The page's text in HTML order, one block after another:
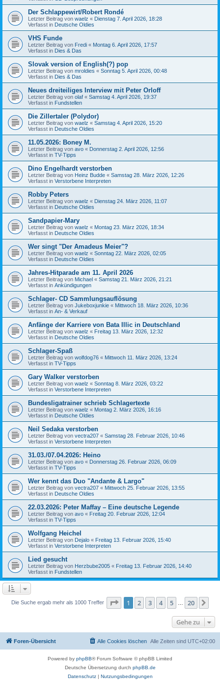
Der Schlappewirt/Robert Rondé
Letzter Beitrag von waelz « Dienstag 7. April 2026, 18:28
Verfasst in Deutsche Oldies
VHS Funde
Letzter Beitrag von Fredi « Montag 6. April 2026, 17:57
Verfasst in Dies & Das
Slovak version of English(?) pop
Letzter Beitrag von mroldies « Sonntag 5. April 2026, 00:48
Verfasst in Dies & Das
Neues dreiteiliges Interview mit Peter Orloff
Letzter Beitrag von olaf « Samstag 4. April 2026, 19:37
Verfasst in Fundstellen
Die Zillertaler (Polydor)
Letzter Beitrag von waelz « Samstag 4. April 2026, 15:20
Verfasst in Deutsche Oldies
11.05.2026: Boney M.
Letzter Beitrag von avo « Donnerstag 2. April 2026, 12:56
Verfasst in TV-Tipps
Dino Engelhardt verstorben
Letzter Beitrag von Heinz Budde « Samstag 28. März 2026, 12:26
Verfasst in Verstorbene Interpreten
Robby Peters
Letzter Beitrag von waelz « Dienstag 24. März 2026, 11:07
Verfasst in Deutsche Oldies
Sandpapier-Mary
Letzter Beitrag von waelz « Montag 23. März 2026, 18:34
Verfasst in Deutsche Oldies
Wer singt "Der Amadeus Meier"?
Letzter Beitrag von waelz « Sonntag 22. März 2026, 02:05
Verfasst in Deutsche Oldies
Jahres-Hitparade am 11. April 2026
Letzter Beitrag von Michael « Samstag 21. März 2026, 21:21
Verfasst in Ankündigungen
Schlager- CD Sammlungsauflösung
Letzter Beitrag von Jukeboxjunkie « Mittwoch 18. März 2026, 10:36
Verfasst in An- & Verkauf
Anfänge der Karriere von Bata Illic in Deutschland
Letzter Beitrag von waelz « Freitag 13. März 2026, 12:32
Verfasst in Deutsche Oldies
Schlager-Spaß
Letzter Beitrag von wolfdog76 « Mittwoch 11. März 2026, 13:24
Verfasst in TV-Tipps
Gary Walker verstorben
Letzter Beitrag von waelz « Sonntag 8. März 2026, 03:22
Verfasst in Verstorbene Interpreten
Bundesligatrainer schrieb Schlagertexte
Letzter Beitrag von waelz « Montag 2. März 2026, 16:16
Verfasst in Deutsche Oldies
Neil Sedaka verstorben
Letzter Beitrag von vectra207 « Samstag 28. Februar 2026, 10:46
Verfasst in Verstorbene Interpreten
31.03./07.04.2026: Heino
Letzter Beitrag von avo « Donnerstag 26. Februar 2026, 06:09
Verfasst in TV-Tipps
Wer kennt das Duo "Andante & Largo"
Letzter Beitrag von vectra207 « Mittwoch 25. Februar 2026, 13:55
Verfasst in Deutsche Oldies
22.03.2026: Peter Maffay – Eine deutsche Legende
Letzter Beitrag von avo « Freitag 20. Februar 2026, 12:04
Verfasst in TV-Tipps
Wolfgang Heichel
Letzter Beitrag von Dejalo « Freitag 13. Februar 2026, 15:40
Verfasst in Verstorbene Interpreten
Lied gesucht
Letzter Beitrag von Herzbube2005 « Freitag 13. Februar 2026, 14:40
Verfasst in Fundstellen
Die Suche ergab mehr als 1000 Treffer Seite 1von 20
1 2 3 4 5 20
Gehe zu
Foren-Übersicht Alle Zeiten sind UTC+02:00
Alle Cookies löschen
Powered by phpBB® Forum Software © phpBB Limited
Deutsche Übersetzung durch phpBB.de
Datenschutz| Nutzungsbedingungen